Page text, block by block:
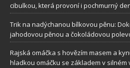
cibulkou, která provoní i pochmurný
Trik na nadýchanou bílkovou pěnu:
jahodovou pěnou a čokoládovou
Rajská omáčka s hovězím masem a
hladkou omáčku se základem v silném